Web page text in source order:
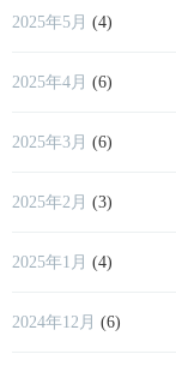
2025年5月 (4)
2025年4月 (6)
2025年3月 (6)
2025年2月 (3)
2025年1月 (4)
2024年12月 (6)